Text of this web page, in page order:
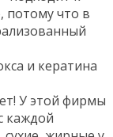
потому что в
и кератина
У этой фирмы
каждой